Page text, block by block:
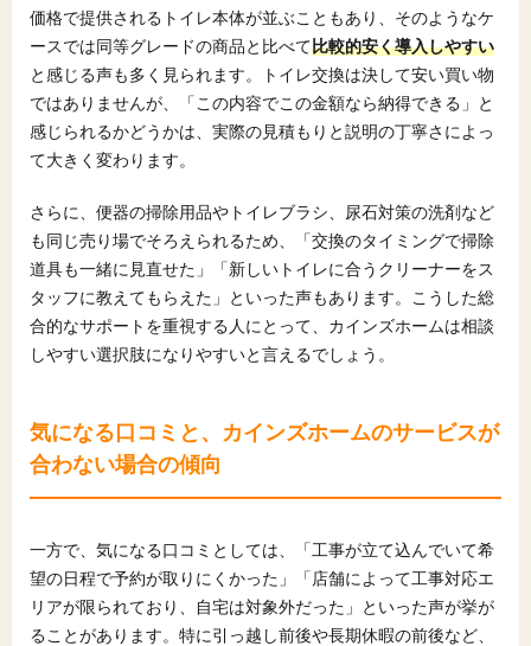
価格で提供されるトイレ本体が並ぶこともあり、そのようなケ
ースでは同等グレードの商品と比べて比較的安く導入しやすい
と感じる声も多く見られます。トイレ交換は決して安い買い物
ではありませんが、「この内容でこの金額なら納得できる」と
感じられるかどうかは、実際の見積もりと説明の丁寧さによっ
て大きく変わります。
さらに、便器の掃除用品やトイレブラシ、尿石対策の洗剤など
も同じ売り場でそろえられるため、「交換のタイミングで掃除
道具も一緒に見直せた」「新しいトイレに合うクリーナーをス
タッフに教えてもらえた」といった声もあります。こうした総
合的なサポートを重視する人にとって、カインズホームは相談
しやすい選択肢になりやすいと言えるでしょう。
気になる口コミと、カインズホームのサービスが
合わない場合の傾向
一方で、気になる口コミとしては、「工事が立て込んでいて希
望の日程で予約が取りにくかった」「店舗によって工事対応エ
リアが限られており、自宅は対象外だった」といった声が挙が
ることがあります。特に引っ越し前後や長期休暇の前後など、